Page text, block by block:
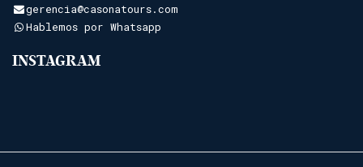
gerencia@casonatours.com
Hablemos por Whatsapp
INSTAGRAM